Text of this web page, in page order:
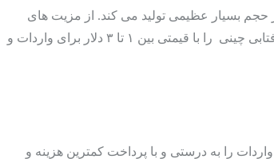
حجم بسیار عظیمی تولید می کند. از مزیت های
تولیدات چینی این محصول می توان به قیمت پایین این نوع از کالا ها اشاره کرد. قیمت عینک های آفتابی تولید چین متفاوت است اما شما می‌توانید عینک های آفتابی چینی را با قیمتی بین ۱ تا ۳ دلار برای واردات و
را به درستی و با پرداخت کمترین هزینه و